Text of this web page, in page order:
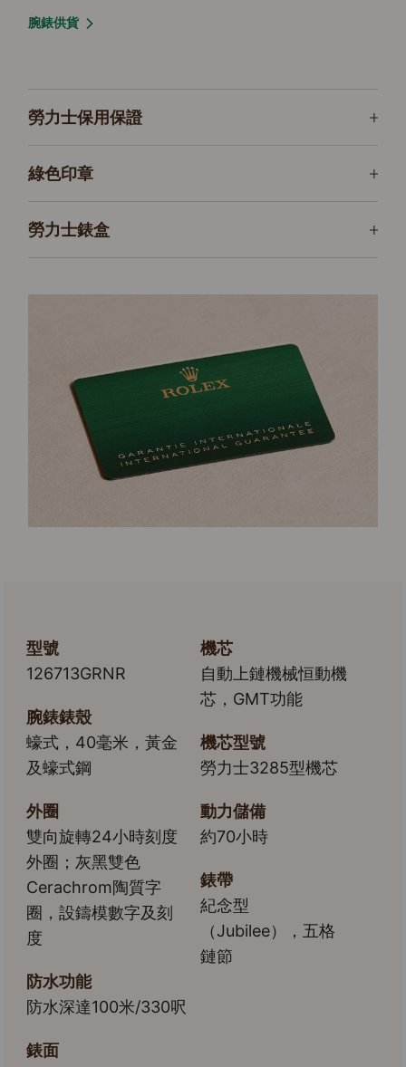
腕錶供貨
勞力士保用保證
綠色印章
勞力士錶盒
型號
126713GRNR
腕錶錶殼
蠔式，40毫米，黃金
及蠔式鋼
外圈
雙向旋轉24小時刻度
外圈；灰黑雙色
Cerachrom陶質字
圈，設鑄模數字及刻
度
防水功能
防水深達100米/330呎
機芯
自動上鏈機械恒動機
芯，GMT功能
機芯型號
勞力士3285型機芯
動力儲備
約70小時
錶帶
紀念型
（Jubilee），五格
鏈節
錶面